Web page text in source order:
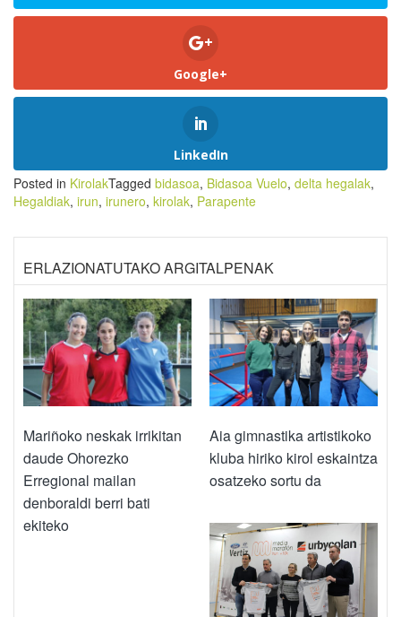
Google+
LinkedIn
Posted in KirolakTagged bidasoa, Bidasoa Vuelo, delta hegalak,
Hegaldiak, irun, irunero, kirolak, Parapente
ERLAZIONATUTAKO ARGITALPENAK
Mariñoko neskak irrikitan
daude Ohorezko
Erregional mailan
denboraldi berri bati
ekiteko
Aia gimnastika artistikoko
kluba hiriko kirol eskaintza
osatzeko sortu da